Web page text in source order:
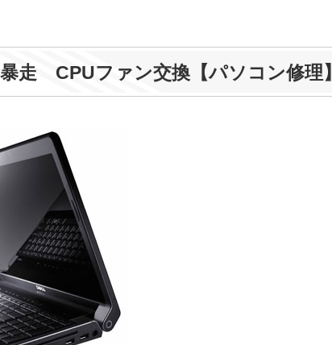
走 CPUファン交換【パソコン修理】